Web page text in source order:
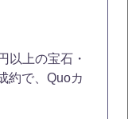
以上の宝石・
約で、Quoカ